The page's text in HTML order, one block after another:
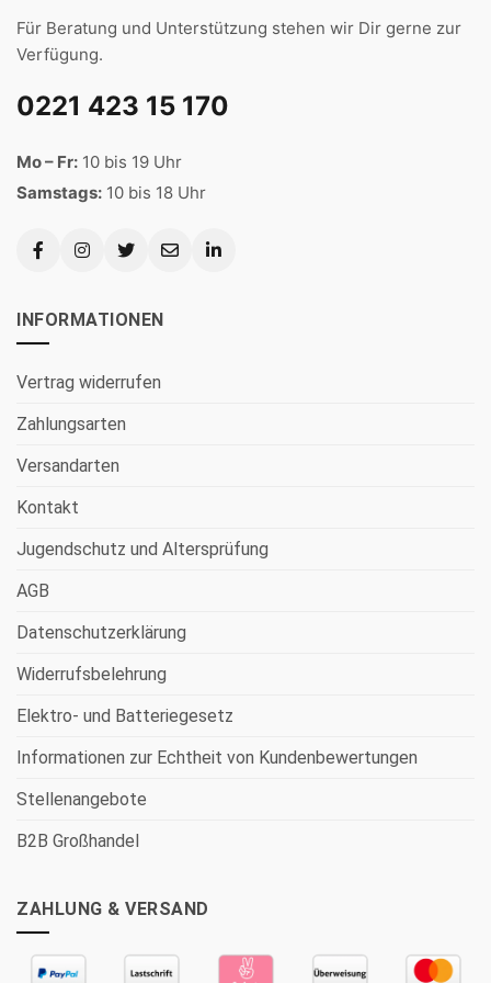
Für Beratung und Unterstützung stehen wir Dir gerne zur
Verfügung.
0221 423 15 170
Mo – Fr: 10 bis 19 Uhr
Samstags: 10 bis 18 Uhr
INFORMATIONEN
Vertrag widerrufen
Zahlungsarten
Versandarten
Kontakt
Jugendschutz und Altersprüfung
AGB
Datenschutzerklärung
Widerrufsbelehrung
Elektro- und Batteriegesetz
Informationen zur Echtheit von Kundenbewertungen
Stellenangebote
B2B Großhandel
ZAHLUNG & VERSAND